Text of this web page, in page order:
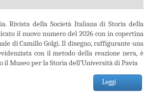
Rivista della Società Italiana di Storia della
il nuovo numero del 2026 con in copertina
di Camillo Golgi. Il disegno, raffigurante una
con il metodo della reazione nera, è
il Museo per la Storia dell’Università di Pavia
Leggi